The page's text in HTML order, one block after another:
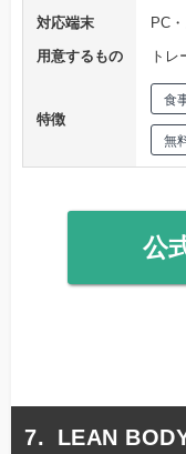
対応端末
PC
用意するもの
トレ
特徴
食
無
公
LEAN